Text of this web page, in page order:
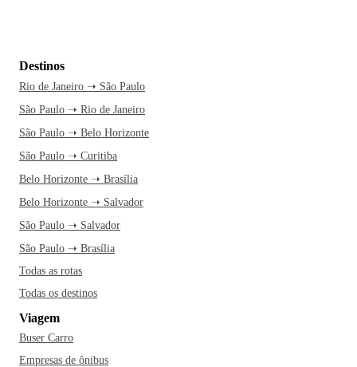
Destinos
Rio de Janeiro ➝ São Paulo
São Paulo ➝ Rio de Janeiro
São Paulo ➝ Belo Horizonte
São Paulo ➝ Curitiba
Belo Horizonte ➝ Brasília
Belo Horizonte ➝ Salvador
São Paulo ➝ Salvador
São Paulo ➝ Brasília
Todas as rotas
Todas os destinos
Viagem
Buser Carro
Empresas de ônibus